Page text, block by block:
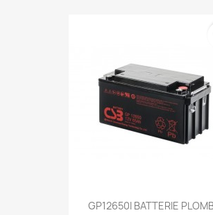
GP12650I BATTERIE